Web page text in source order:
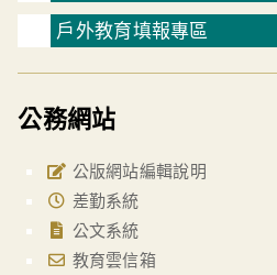
戶外教育填報專區
公務網站
公版網站編輯說明
差勤系統
公文系統
教育雲信箱